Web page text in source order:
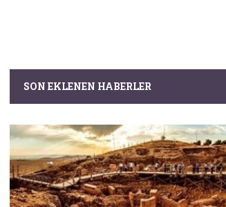
SON EKLENEN HABERLER